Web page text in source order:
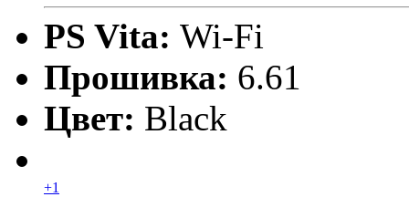
PS Vita: Wi-Fi
Прошивка: 6.61
Цвет: Black
+1